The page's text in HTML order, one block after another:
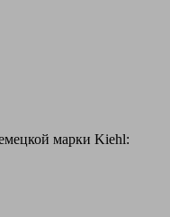
марки Kiehl: